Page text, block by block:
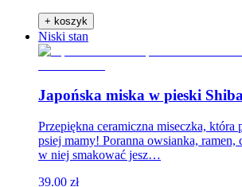
+ koszyk
Niski stan
Japońska miska w pieski
Przepiękna ceramiczna miseczka, która
psiej mamy! Poranna owsianka, ramen,
w niej smakować jesz…
39.00 zł